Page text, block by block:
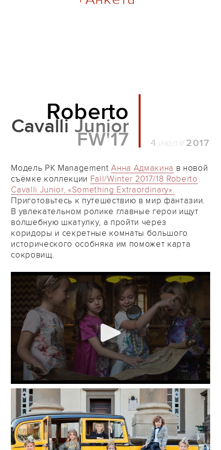
Roberto
Cavalli Junior
FW'17 4 2017
Модель PK ManagementАнна Адмакина в новой
съёмке коллекции Fall/Winter 2017/18 Roberto
Cavalli Junior, «Something Extraordinary».
Приготовьтесь к путешествию в мир фантазии.
В увлекательном ролике главные герои ищут
волшебную шкатулку, а пройти через
коридоры и секретные комнаты большого
исторического особняка им поможет карта
сокровищ.